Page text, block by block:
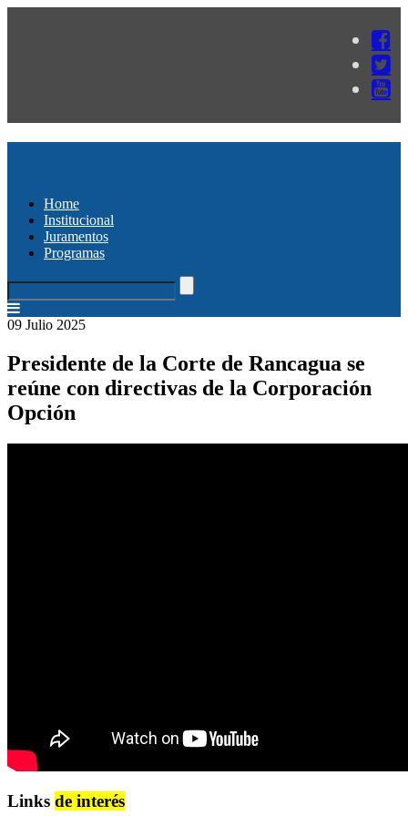
Home
Institucional
Juramentos
Programas
09 Julio 2025
Presidente de la Corte de Rancagua se
reúne con directivas de la Corporación
Opción
Links de interés